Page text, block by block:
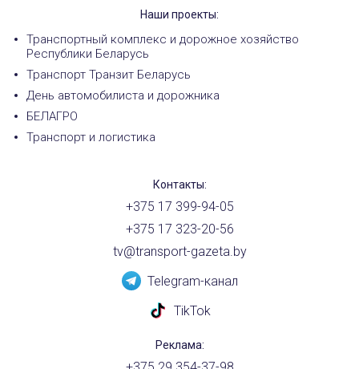
Наши проекты:
Транспортный комплекс и дорожное хозяйство
Республики Беларусь
Транспорт Транзит Беларусь
День автомобилиста и дорожника
БЕЛАГРО
Транспорт и логистика
Контакты:
+375 17 399-94-05
+375 17 323-20-56
tv@transport-gazeta.by
Telegram-канал
TikTok
Реклама: